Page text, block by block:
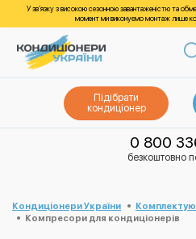
У зв’язку з високою сезонною завантаженістю та
момент ми виконуємо монтаж лише
Підібрати
кондиціонер
0 800
безкоштовно
Кондиціонери України
Компресори для кондиціонерів